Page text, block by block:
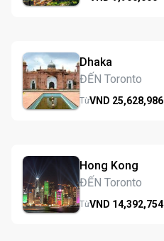
Dhaka
ĐẾN Toronto
TừVND 25,628,986
Hong Kong
ĐẾN Toronto
TừVND 14,392,754